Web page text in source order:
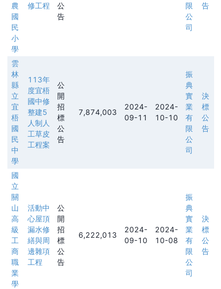
農
國
民
小
學
修工程
公
告
限
公
司
告
雲
林
縣
立
宜
梧
國
民
中
學
113年
度宜梧
國中修
整建5
人制人
工草皮
工程案
公
開
招
標
公
告
7,874,003
2024-
09-11
2024-
10-10
振
典
實
業
有
限
公
司
決
標
公
告
國
立
關
山
高
級
工
商
職
業
學
活動中
心屋頂
漏水修
繕與周
邊雜項
工程
公
開
招
標
公
告
6,222,013
2024-
09-10
2024-
10-08
振
典
實
業
有
限
公
司
決
標
公
告